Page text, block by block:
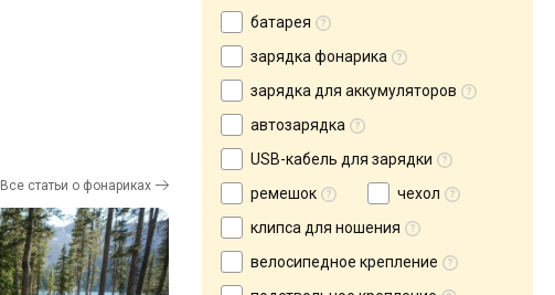
Все статьи о фонариках
батарея
зарядка фонарика
зарядка для аккумуляторов
автозарядка
USB-кабель для зарядки
ремешок
чехол
клипса для ношения
велосипедное крепление